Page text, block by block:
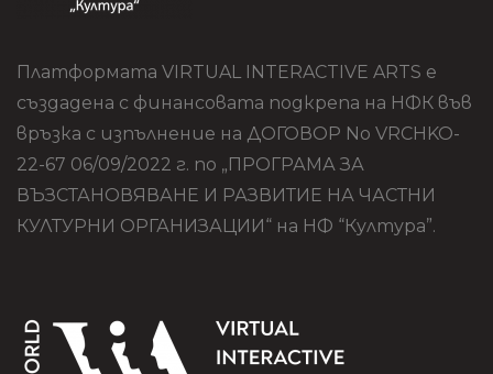
Платформата VIRTUAL INTERACTIVE ARTS е
създадена с финансовата подкрепа на НФК във
връзка с изпълнение на ДОГОВОР No VRCHKO-
22-67 06/09/2022 г. по „ПРОГРАМА ЗА
ВЪЗСТАНОВЯВАНЕ И РАЗВИТИЕ НА ЧАСТНИ
КУЛТУРНИ ОРГАНИЗАЦИИ“ на НФ “Култура”.